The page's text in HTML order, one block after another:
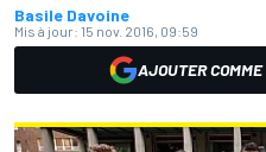
Basile Davoine
Mis à jour: 15 nov. 2016, 09:59
AJOUTER